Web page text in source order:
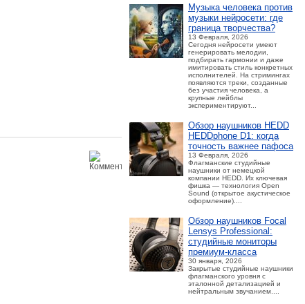
Музыка человека против
музыки нейросети: где
граница творчества?
13 Февраля, 2026
Сегодня нейросети умеют
генерировать мелодии,
подбирать гармонии и даже
имитировать стиль конкретных
исполнителей. На стримингах
появляются треки, созданные
без участия человека, а
крупные лейблы
экспериментируют...
Обзор наушников HEDD
HEDDphone D1: когда
точность важнее пафоса
13 Февраля, 2026
Флагманские студийные
наушники от немецкой
компании HEDD. Их ключевая
фишка — технология Open
Sound (открытое акустическое
оформление)....
Обзор наушников Focal
Lensys Professional:
студийные мониторы
премиум‑класса
30 января, 2026
Закрытые студийные наушники
флагманского уровня с
эталонной детализацией и
нейтральным звучанием....